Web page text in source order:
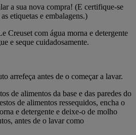
a sua nova compra! (E certifique-se
etiquetas e embalagens.)
Creuset com água morna e detergente
e seque cuidadosamente.
arrefeça antes de o começar a lavar.
de alimentos da base e das paredes do
de alimentos ressequidos, encha o
e detergente e deixe-o de molho
antes de o lavar como